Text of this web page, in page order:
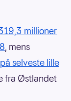
millioner
, mens
selveste lille
fra Østlandet